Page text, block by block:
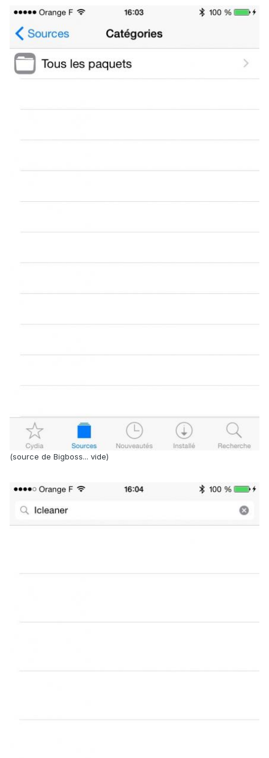
(source de Bigboss... vide)